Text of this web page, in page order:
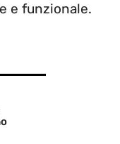
e funzionale.